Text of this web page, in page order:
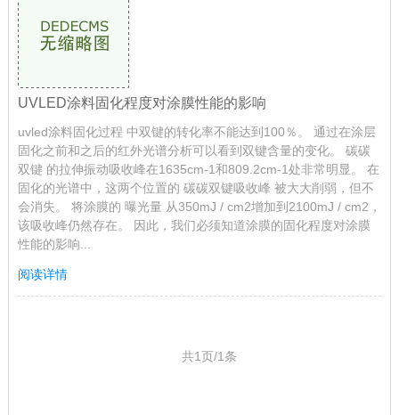
UVLED涂料固化程度对涂膜性能的影响
uvled涂料固化过程 中双键的转化率不能达到100％。 通过在涂层
固化之前和之后的红外光谱分析可以看到双键含量的变化。 碳碳
双键 的拉伸振动吸收峰在1635cm-1和809.2cm-1处非常明显。 在
固化的光谱中，这两个位置的 碳碳双键吸收峰 被大大削弱，但不
会消失。 将涂膜的 曝光量 从350mJ / cm2增加到2100mJ / cm2，
该吸收峰仍然存在。 因此，我们必须知道涂膜的固化程度对涂膜
性能的影响...
阅读详情
共1页/1条